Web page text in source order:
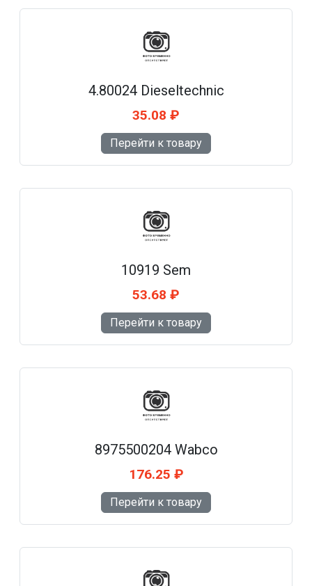
4.80024 Dieseltechnic
35.08 ₽
Перейти к товару
10919 Sem
53.68 ₽
Перейти к товару
8975500204 Wabco
176.25 ₽
Перейти к товару